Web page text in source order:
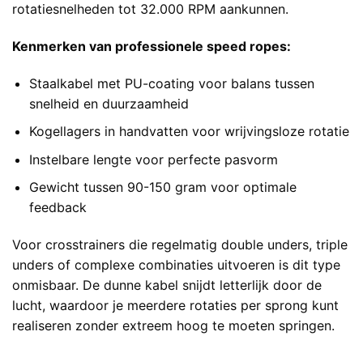
rotatiesnelheden tot 32.000 RPM aankunnen.
Kenmerken van professionele speed ropes:
Staalkabel met PU-coating voor balans tussen
snelheid en duurzaamheid
Kogellagers in handvatten voor wrijvingsloze rotatie
Instelbare lengte voor perfecte pasvorm
Gewicht tussen 90-150 gram voor optimale
feedback
Voor crosstrainers die regelmatig double unders, triple
unders of complexe combinaties uitvoeren is dit type
onmisbaar. De dunne kabel snijdt letterlijk door de
lucht, waardoor je meerdere rotaties per sprong kunt
realiseren zonder extreem hoog te moeten springen.